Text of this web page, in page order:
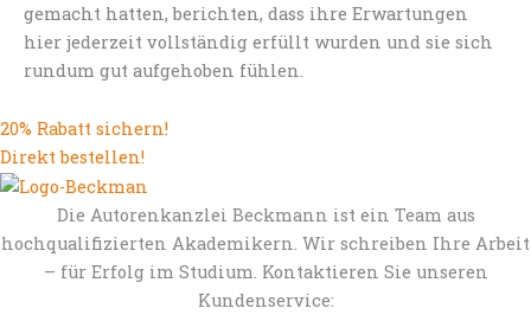
gemacht hatten, berichten, dass ihre Erwartungen
hier jederzeit vollständig erfüllt wurden und sie sich
rundum gut aufgehoben fühlen.
20% Rabatt sichern!
Direkt bestellen!
Die Autorenkanzlei Beckmann ist ein Team aus
hochqualifizierten Akademikern. Wir schreiben Ihre Arbeit
– für Erfolg im Studium. Kontaktieren Sie unseren
Kundenservice: